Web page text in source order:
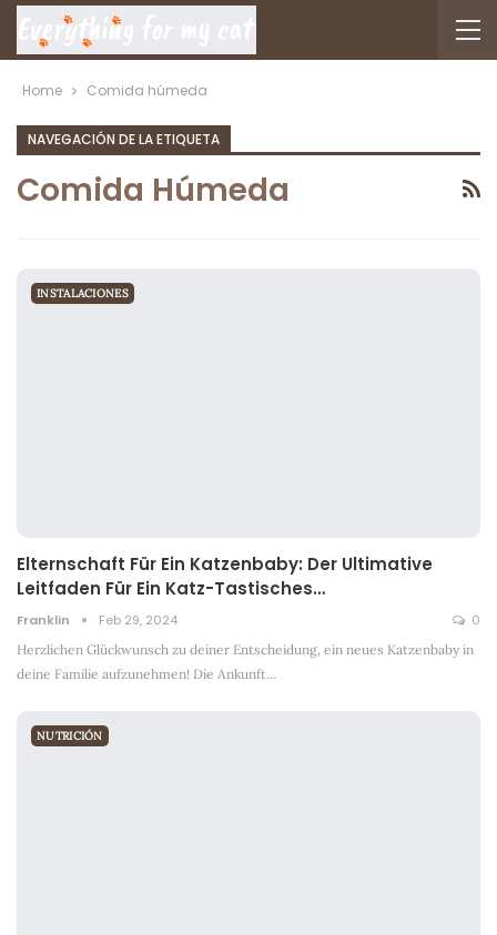
Home Comida húmeda
NAVEGACIÓN DE LA ETIQUETA
Comida Húmeda
INSTALACIONES
Elternschaft Für Ein Katzenbaby: Der Ultimative
Leitfaden Für Ein Katz-Tastisches…
Franklin Feb 29, 2024 0
Herzlichen Glückwunsch zu deiner Entscheidung, ein neues Katzenbaby in
deine Familie aufzunehmen! Die Ankunft…
NUTRICIÓN